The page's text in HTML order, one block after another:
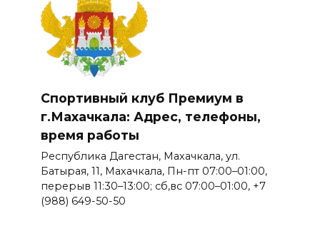
Спортивный клуб Премиум в
г.Махачкала: Адрес, телефоны,
время работы
Республика Дагестан, Махачкала, ул.
Батырая, 11, Махачкала, Пн-пт 07:00–01:00,
перерыв 11:30–13:00; сб,вс 07:00–01:00, +7
(988) 649-50-50